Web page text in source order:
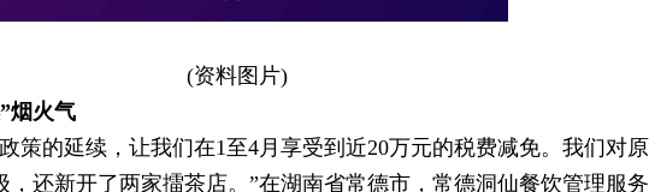
(资料图片)
烟火气
策的延续，让我们在1至4月享受到近20万元的税费减免。我们对原
，还新开了两家擂茶店。”在湖南省常德市，常德洞仙餐饮管理服务